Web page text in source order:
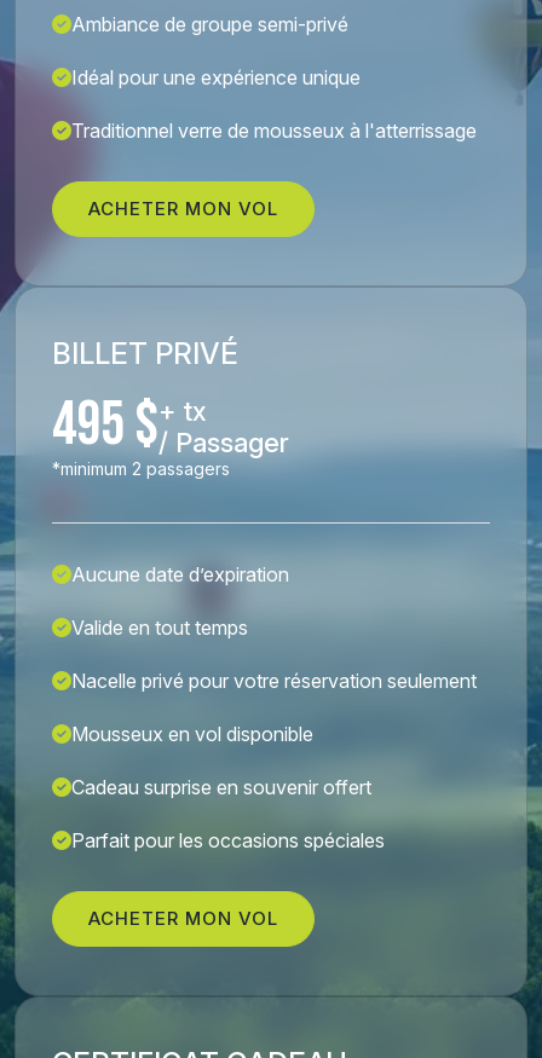
Ambiance de groupe semi-privé
Idéal pour une expérience unique
Traditionnel verre de mousseux à l'atterrissage
ACHETER MON VOL
BILLET PRIVÉ
495 $+ tx
/ Passager
*minimum 2 passagers
Aucune date d’expiration
Valide en tout temps
Nacelle privé pour votre réservation seulement
Mousseux en vol disponible
Cadeau surprise en souvenir offert
Parfait pour les occasions spéciales
ACHETER MON VOL